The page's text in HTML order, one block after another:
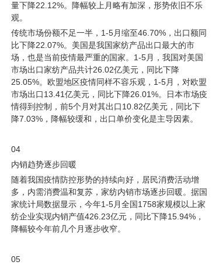
量下降22.12%。降幅较上月略有加深，形势依旧不乐
观。
传统市场份额不足一半，1-5月缩至46.70%，出口额同
比下降22.07%。美国是我国家纺产品出口最大的市
场，也是当前疫情最严重的国家。1-5月，我国对美国
市场出口家纺产品共计26.02亿美元，同比下降
25.05%。欧盟地区疫情同样不容乐观，1-5月，对欧盟
市场出口13.41亿美元，同比下降26.01%。日本市场疫
情得到控制，前5个月对其出口10.82亿美元，同 比下
降7.03%，降幅较缓和，出口单价变化是主导因素。
04
内销趋势逐步回暖
随着我国疫情防控形势的持续向好，居民消费活动增
多，内需消费温和复苏，家纺内销市场逐步回暖。据国
家统计局数据显示，今年1-5月全国1758家规模以上家
纺企业实现内销产值426.23亿元，同比下降15.94%，
降幅较今年前几个月逐步收窄。
05